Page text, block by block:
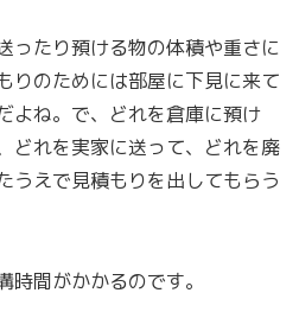
ったり預ける物の体積や重さに
りのためには部屋に下見に来て
よね。で、どれを倉庫に預け
どれを実家に送って、どれを廃
うえで見積もりを出してもらう
時間がかかるのです。